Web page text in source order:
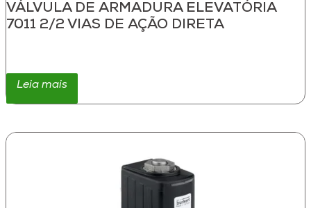
VÁLVULA DE ARMADURA ELEVATÓRIA
7011 2/2 VIAS DE AÇÃO DIRETA
Leia mais